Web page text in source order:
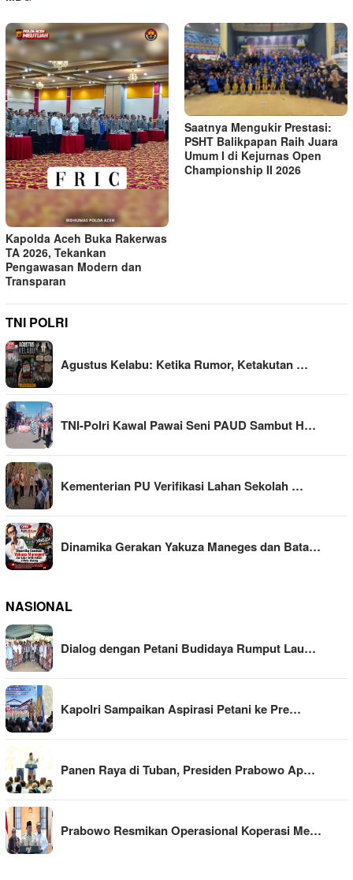
Kapolda Aceh Buka Rakerwas
TA 2026, Tekankan
Pengawasan Modern dan
Transparan
Saatnya Mengukir Prestasi:
PSHT Balikpapan Raih Juara
Umum I di Kejurnas Open
Championship II 2026
TNI POLRI
Agustus Kelabu: Ketika Rumor, Ketakutan …
TNI-Polri Kawal Pawai Seni PAUD Sambut H…
Kementerian PU Verifikasi Lahan Sekolah …
Dinamika Gerakan Yakuza Maneges dan Bata…
NASIONAL
Dialog dengan Petani Budidaya Rumput Lau…
Kapolri Sampaikan Aspirasi Petani ke Pre…
Panen Raya di Tuban, Presiden Prabowo Ap…
Prabowo Resmikan Operasional Koperasi Me…